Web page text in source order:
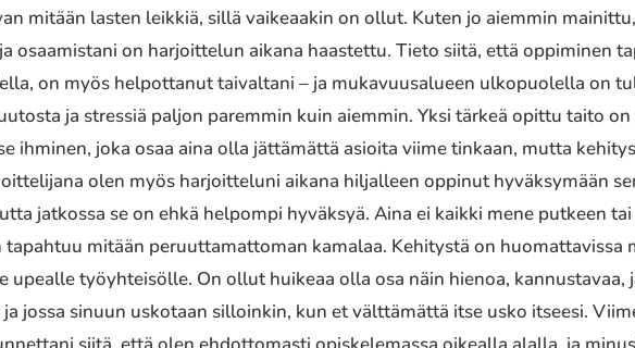
mitään lasten leikkiä, sillä vaikeaakin on ollut. Kuten jo aiemmin
osaamistani on harjoittelun aikana haastettu. Tieto siitä, että oppiminen
on myös helpottanut taivaltani – ja mukavuusalueen ulkopuolella on
ja stressiä paljon paremmin kuin aiemmin. Yksi tärkeä opittu taito
ihminen, joka osaa aina olla jättämättä asioita viime tinkaan, mutta
olen myös harjoitteluni aikana hiljalleen oppinut hyväksymään
jatkossa se on ehkä helpompi hyväksyä. Aina ei kaikki mene putkeen
mitään peruuttamattoman kamalaa. Kehitystä on huomattavissa
työyhteisölle. On ollut huikeaa olla osa näin hienoa, kannustavaa,
jossa sinuun uskotaan silloinkin, kun et välttämättä itse usko itseesi.